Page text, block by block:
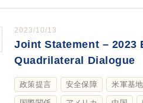
2023/10/13
Joint Statement – 2023
Quadrilateral Dialogue
政策提言 安全保障 米軍基地